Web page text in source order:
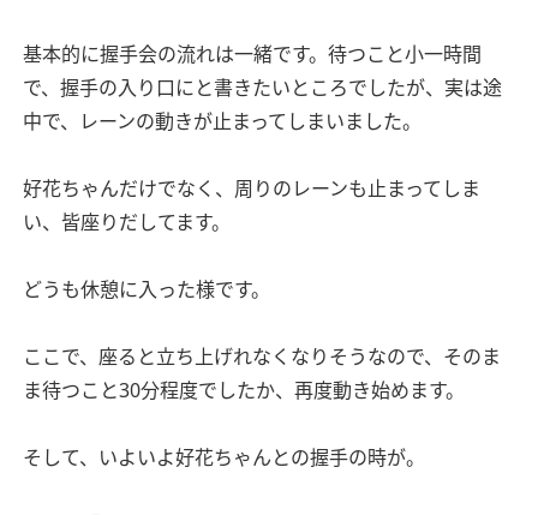
基本的に握手会の流れは一緒です。待つこと小一時間
で、握手の入り口にと書きたいところでしたが、実は途
中で、レーンの動きが止まってしまいました。
好花ちゃんだけでなく、周りのレーンも止まってしま
い、皆座りだしてます。
どうも休憩に入った様です。
ここで、座ると立ち上げれなくなりそうなので、そのま
ま待つこと30分程度でしたか、再度動き始めます。
そして、いよいよ好花ちゃんとの握手の時が。